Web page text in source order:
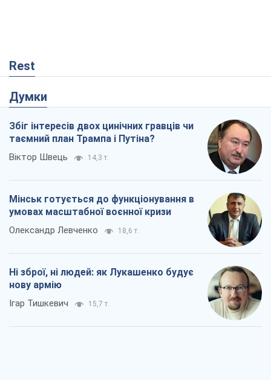
Rest
Думки
Збіг інтересів двох цинічних гравців чи
таємний план Трампа і Путіна?
Віктор Швець 14,3 т.
Мінськ готується до функціонування в
умовах масштабної воєнної кризи
Олександр Левченко 18,6 т.
Ні зброї, ні людей: як Лукашенко будує
нову армію
Ігар Тишкевич 15,7 т.